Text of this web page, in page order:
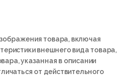
товара, включая
внешнего вида товара,
указанная в описании
от действительного